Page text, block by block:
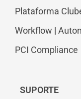
Plataforma
Workflow |
PCI Compliance
SUPORTE